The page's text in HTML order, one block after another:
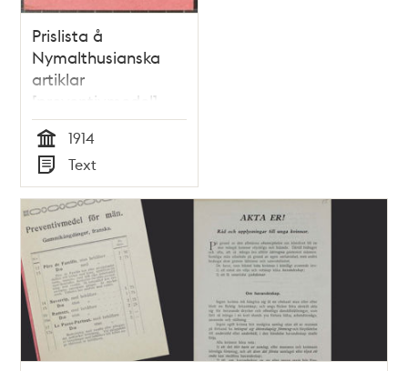
Prislista å
Nymalthusianska
artiklar
[preventivmedel]
1914 - publicisten
åtalad
Tid
1914
Typ
Text